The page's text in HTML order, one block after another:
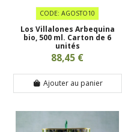
CODE: AGOSTO10
Los Villalones Arbequina
bio, 500 ml. Carton de 6
unités
88,45 €
Ajouter au panier